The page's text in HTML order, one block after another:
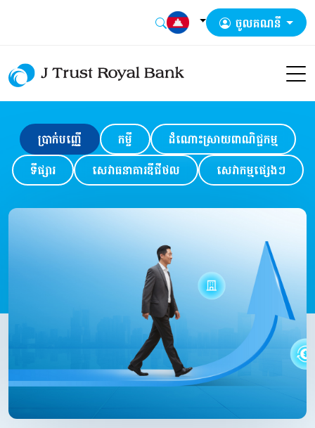
ចូលគណនី
ប្រាក់បញ្ញើ កម្ចី
ដំណោះស្រាយពាណិជ្ជកម្ម
ទីផ្សារ
សេវាធនាគារឌីជីថល សេវាកម្មផ្សេងៗ